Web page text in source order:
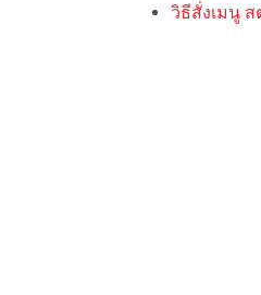
วิธีสั่งเมนู